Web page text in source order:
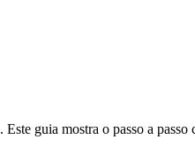
guia mostra o passo a